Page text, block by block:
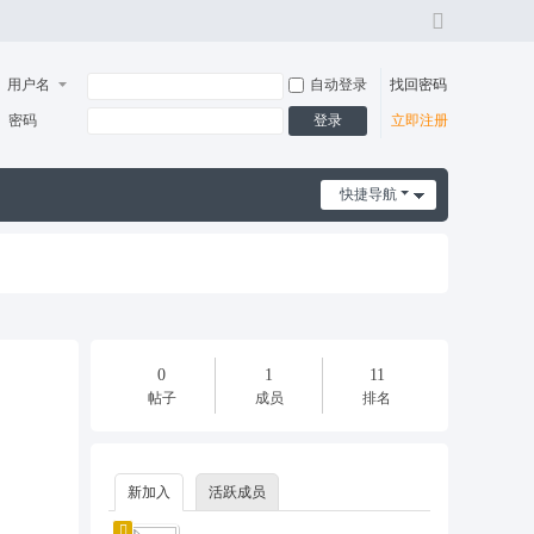
风
格
用户名 自动登录 找回密码
密码 登录 立即注册
快捷导航
0
帖子
1
成员
11
排名
新加入 活跃成员